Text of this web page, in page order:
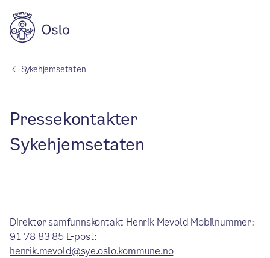
Sykehjemsetaten
Pressekontakter
Sykehjemsetaten
Direktør samfunnskontakt Henrik Mevold Mobilnummer:
91 78 83 85E-post:
henrik.mevold@sye.oslo.kommune.no